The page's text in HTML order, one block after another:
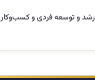
رشد و توسعه فردی و کسب‌وکار